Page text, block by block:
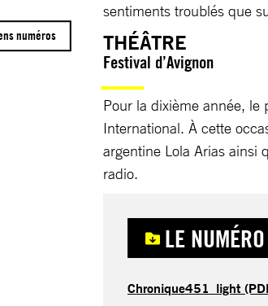
numéros
sentiments troublés que
THÉÂTRE
Festival d’Avignon
Pour la dixième année, le
International. À cette
argentine Lola Arias ainsi
radio.
LE
Chronique451_light